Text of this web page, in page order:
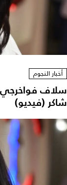
أخبار النجوم
سلاف فواخرجي
شاكر (فيديو)